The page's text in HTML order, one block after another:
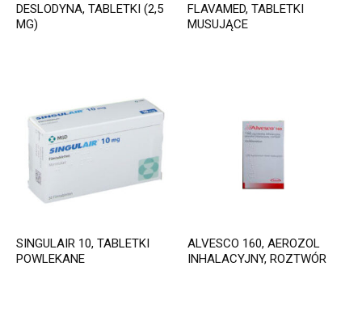
DESLODYNA, TABLETKI (2,5
MG)
FLAVAMED, TABLETKI
MUSUJĄCE
SINGULAIR 10, TABLETKI
POWLEKANE
ALVESCO 160, AEROZOL
INHALACYJNY, ROZTWÓR